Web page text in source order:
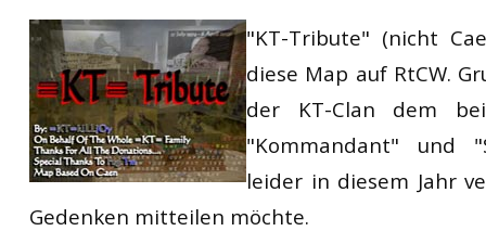
"KT-Tribute" (nicht
diese Map auf RtCW.
der KT-Clan dem
"Kommandant" und
leider in diesem Jahr
Gedenken mitteilen möchte.